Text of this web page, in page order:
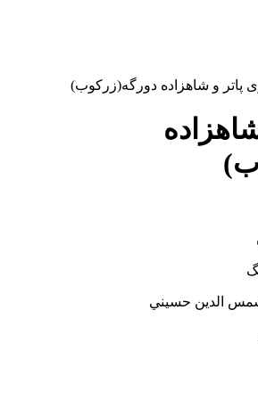
پاتر و شاهزاده دورگه(زرکوب)
شمس الدين حسيني